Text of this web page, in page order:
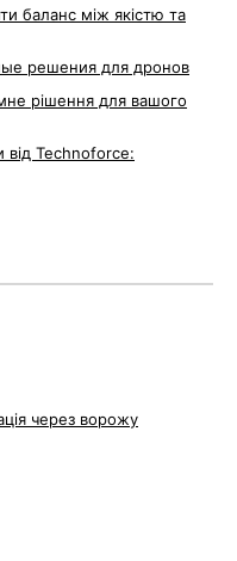
баланс між якістю та
решения для дронов
рішення для вашого
від Technoforce:
через ворожу